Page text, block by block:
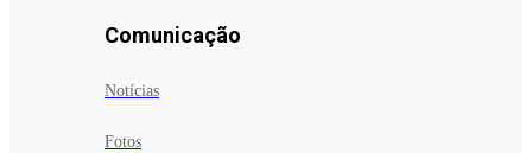
Comunicação
Notícias
Fotos